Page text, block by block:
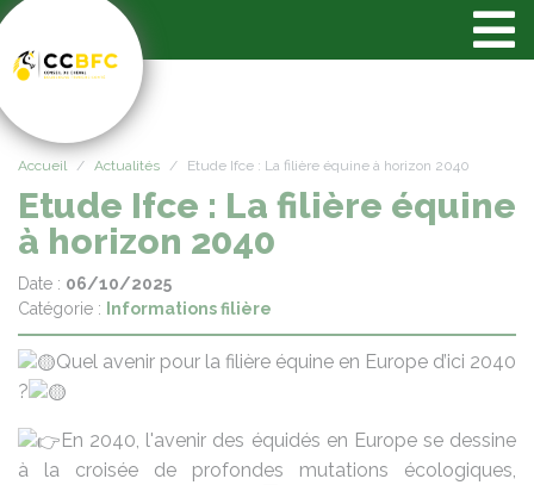
Accueil Actualités Etude Ifce : La filière équine à horizon 2040
Etude Ifce : La filière équine
à horizon 2040
Date : 06/10/2025
Catégorie :
Informations filière
Quel avenir pour la filière équine en Europe d’ici 2040
?
En 2040, l'avenir des équidés en Europe se dessine
à la croisée de profondes mutations écologiques,
Panneau de gestion des cookies